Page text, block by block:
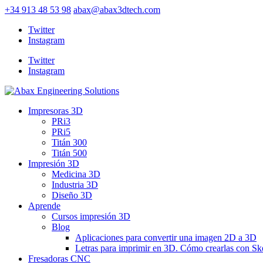
+34 913 48 53 98 abax@abax3dtech.com
Twitter
Instagram
Twitter
Instagram
Impresoras 3D
PRi3
PRi5
Titán 300
Titán 500
Impresión 3D
Medicina 3D
Industria 3D
Diseño 3D
Aprende
Cursos impresión 3D
Blog
Aplicaciones para convertir una imagen 2D a 3D
Letras para imprimir en 3D. Cómo crearlas con
Fresadoras CNC